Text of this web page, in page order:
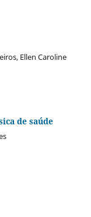
Ellen Caroline
de saúde